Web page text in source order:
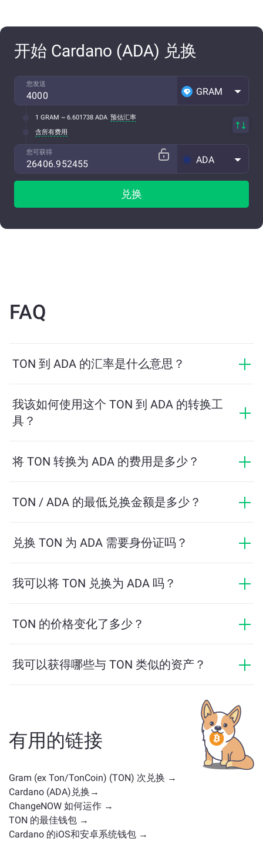
开始 Cardano (ADA) 兑换
您发送
GRAM
1 GRAM ~ 6.601738 ADA 预估汇率
含所有费用
您可获得
ADA
兑换
FAQ
TON 到 ADA 的汇率是什么意思？
场行情、供需关系和流动性等因素实时波动。
我该如何使用这个 TON 到 ADA 的转换工
具？
可获得的 ADA 数量。然后按照提示步骤完成交易即可。
将 TON 转换为 ADA 的费用是多少？
ChangeNOW 提供具有竞争力的费率，没有隐藏费用，
TON / ADA 的最低兑换金额是多少？
保顺利交易所需的最低金额。但在大多数情况下，最低
兑换 TON 为 ADA 需要身份证吗？
匿名。然而，如果您登录ChangeNOW Pro并完成验证，
我可以将 TON 兑换为 ADA 吗？
TON，反之亦然。此外，ChangeNOW 还支持多链桥功
TON 的价格变化了多少？
我可以获得哪些与 TON 类似的资产？
实用代币、治理币或其他类型。常见的替代方案包括具
有类似用途或市场定位的其他加密货币。请查看主交换
页面上所有可供兑换的资产。
有用的链接
Gram (ex Ton/TonCoin) (TON) 次兑换 →
Cardano (ADA)兑换→
ChangeNOW 如何运作 →
TON 的最佳钱包 →
Cardano 的iOS和安卓系统钱包 →